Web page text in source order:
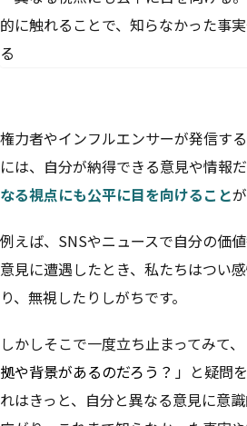
権力者やインフルエンサーが発信す
には、自分が納得できる意見や情報だ
なる視点にも公平に目を向けること
例えば、SNSやニュースで自分の価
意見に遭遇したとき、私たちはつい
り、無視したりしがちです。
しかしそこで一度立ち止まってみて
拠や背景があるのだろう？ 」と疑問
れはきっと、自分と異なる意見に意